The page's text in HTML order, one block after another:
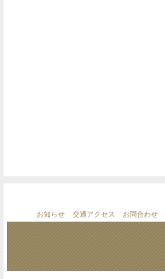
お知らせ 交通アクセス お問合わせ